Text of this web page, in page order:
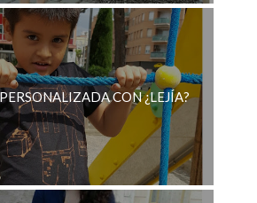
CON ¿LEJÍA?